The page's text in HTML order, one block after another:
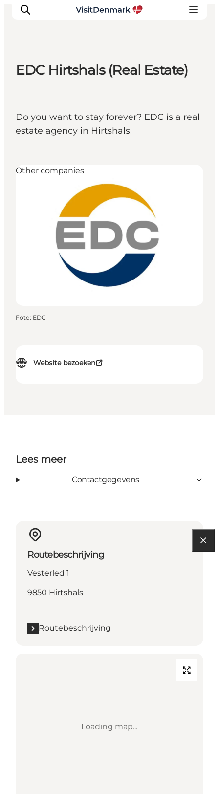
Wat te doen
Accommodaties
Plan je reis
EDC Hirtshals (Real Estate)
Do you want to stay forever? EDC is a real
estate agency in Hirtshals.
Website bezoeken
Other companies
Foto: EDC
Lees meer
Contactgegevens
Routebeschrijving
Vesterled 1
9850 Hirtshals
Routebeschrijving
Loading map...